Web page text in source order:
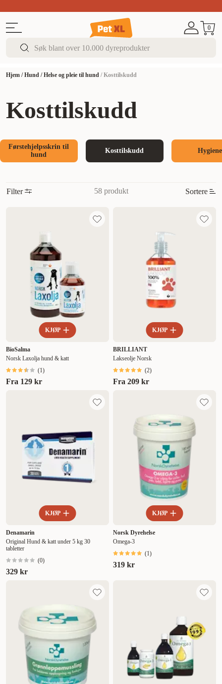
0
Hjem /Hund /Helse og pleie til hund /Kosttilskudd
Kosttilskudd
Førstehjelpsskrin til
hund
Kosttilskudd Hygiene
Filter 58 produkt Sortere
Høyest pris
Lavest pris
Tilbud
KJØP
BioSalma
Norsk Laxolja hund & katt
(1)
Fra 129 kr
KJØP
BRILLIANT
Lakseolje Norsk
(2)
Fra 209 kr
KJØP
Denamarin
Original Hund & katt under 5 kg 30
tabletter
(0)
329 kr
KJØP
Norsk Dyrehelse
Omega-3
(1)
319 kr